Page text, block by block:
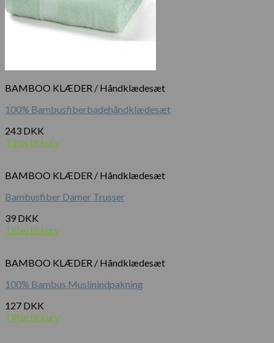
BAMBOO KLÆDER / Håndklædesæt
100% Bambusfiberbadehåndklædesæt
243 DKK
Tilføj til kurv
BAMBOO KLÆDER / Håndklædesæt
Bambusfiber Damer Trusser
39 DKK
Tilføj til kurv
BAMBOO KLÆDER / Håndklædesæt
100% Bambus Muslinindpakning
127 DKK
Tilføj til kurv